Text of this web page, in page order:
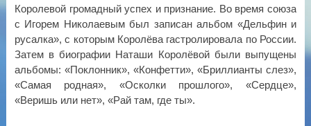
Королевой громадный успех и признание. Во время союза
с Игорем Николаевым был записан альбом «Дельфин и
русалка», с которым Королёва гастролировала по России.
Затем в биографии Наташи Королёвой были выпущены
альбомы: «Поклонник», «Конфетти», «Бриллианты слез»,
«Самая родная», «Осколки прошлого», «Сердце»,
«Веришь или нет», «Рай там, где ты».